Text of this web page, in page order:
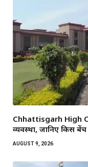
Chhattisgarh High
व्यवस्था, जानिए किस
AUGUST 9, 2026